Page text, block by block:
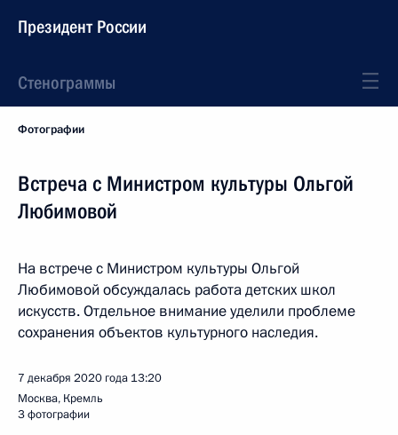
Президент России
Стенограммы
Фотографии
Встреча с Министром культуры Ольгой
Любимовой
На встрече с Министром культуры Ольгой
Любимовой обсуждалась работа детских школ
искусств. Отдельное внимание уделили проблеме
сохранения объектов культурного наследия.
7 декабря 2020 года 13:20
Москва, Кремль
3 фотографии